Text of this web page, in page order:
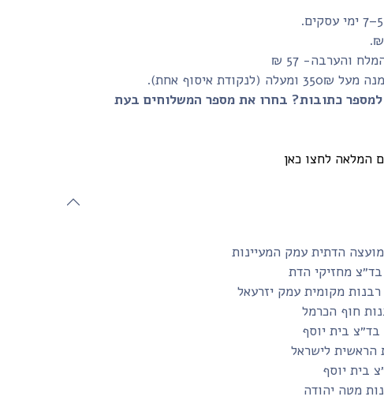
והערבה- 57 ₪
איסוף אחת).
למספר כתובות? בחרו את מספר המשלוחים בעת
המלאה לחצו כאן
הדתית עמק המעיינות
מחזיקי הדת
מקומית עמק יזרעאל
חוף הכרמל
הראשית לישראל
בית יוסף
מטה יהודה